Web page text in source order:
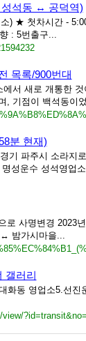
성석동 ↔ 공덕역)
) ★ 첫차시간 -
: 5번출구...
목록/900번대
서 새로 개통한
, 기점이 백석동이
분 현재)
기 파주시 소라지
성운수 성석영업
로 사명변경 2023
밤가시마을...
갤러리
화동 영업소5.선